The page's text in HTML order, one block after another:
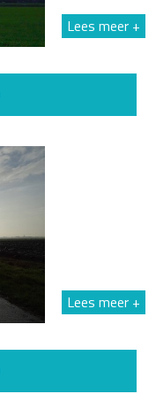
Lees meer +
Lees meer +